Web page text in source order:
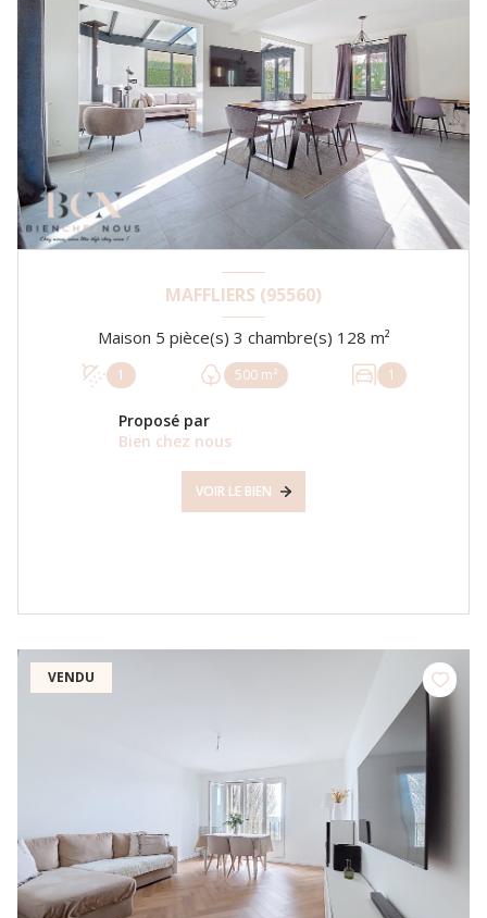
MAFFLIERS (95560)
Maison 5 pièce(s) 3 chambre(s) 128 m²
1 500 m² 1
Proposé par
Bien chez nous
VOIR LE BIEN
VENDU